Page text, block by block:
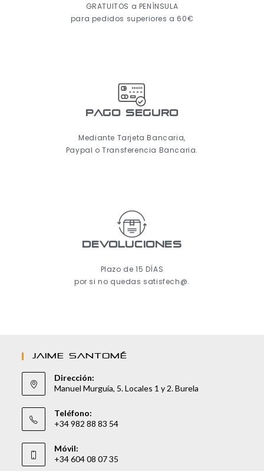
GRATUITOS a PENÍNSULA
para pedidos superiores a 60€
pago seguro
Mediante Tarjeta Bancaria,
Paypal o Transferencia Bancaria.
Devoluciones
Plazo de 15 DÍAS
por si no quedas satisfech@.
JAIME SANTOMÉ
Dirección:
Manuel Murguía, 5. Locales 1 y 2. Burela
Teléfono:
+34 982 88 83 54
Móvil:
+34 604 08 07 35